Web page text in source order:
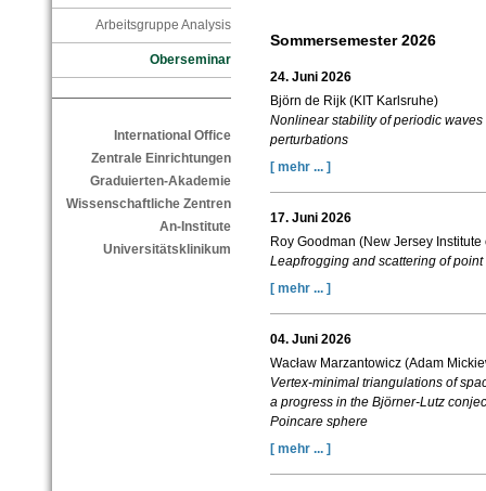
Arbeitsgruppe Analysis
Oberseminar
International Office
Zentrale Einrichtungen
Graduierten-Akademie
Wissenschaftliche Zentren
An-Institute
Universitätsklinikum
Sommersemester 2026
24. Juni 2026
Björn de Rijk (KIT Karlsruhe)
Nonlinear stability of periodic
perturbations
[ mehr ... ]
17. Juni 2026
Roy Goodman (New Jersey Institute
Leapfrogging and scattering of point
[ mehr ... ]
04. Juni 2026
Wacław Marzantowicz (Adam
Vertex-minimal triangulations of
a progress in the Björner-Lutz
Poincare sphere
[ mehr ... ]